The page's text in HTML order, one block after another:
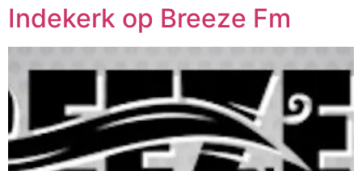
Indekerk op Breeze Fm